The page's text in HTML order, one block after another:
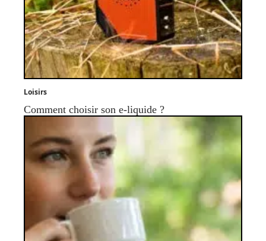
Loisirs
Comment choisir son e-liquide ?